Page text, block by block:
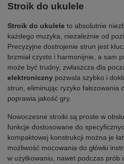
Stroik do ukulele
Stroik do ukulele to absolutnie
każdego muzyka, niezależnie od
Precyzyjne dostrojenie strun jest
brzmiał czysto i harmonijnie, a sam
może być trudny, zwłaszcza dla
elektroniczny pozwala szybko i
strun, eliminując ryzyko fałszowania
poprawia jakość gry.
Nowoczesne stroiki są proste w
funkcje dostosowane do
kompaktowej konstrukcji można je
możliwość mocowania do główki
w użytkowaniu, nawet podczas prób